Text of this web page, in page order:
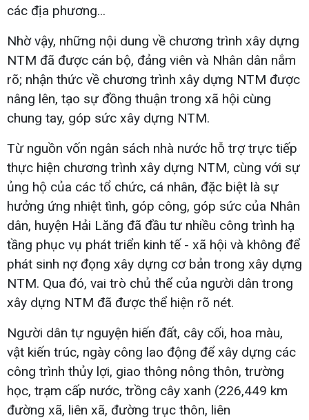
các địa phương...
Nhờ vậy, những nội dung về chương trình xây dựng
NTM đã được cán bộ, đảng viên và Nhân dân nắm
rõ; nhận thức về chương trình xây dựng NTM được
nâng lên, tạo sự đồng thuận trong xã hội cùng
chung tay, góp sức xây dựng NTM.
Từ nguồn vốn ngân sách nhà nước hỗ trợ trực tiếp
thực hiện chương trình xây dựng NTM, cùng với sự
ủng hộ của các tổ chức, cá nhân, đặc biệt là sự
hưởng ứng nhiệt tình, góp công, góp sức của Nhân
dân, huyện Hải Lăng đã đầu tư nhiều công trình hạ
tầng phục vụ phát triển kinh tế - xã hội và không để
phát sinh nợ đọng xây dựng cơ bản trong xây dựng
NTM. Qua đó, vai trò chủ thể của người dân trong
xây dựng NTM đã được thể hiện rõ nét.
Người dân tự nguyện hiến đất, cây cối, hoa màu,
vật kiến trúc, ngày công lao động để xây dựng các
công trình thủy lợi, giao thông nông thôn, trường
học, trạm cấp nước, trồng cây xanh (226,449 km
đường xã, liên xã, đường trục thôn, liên